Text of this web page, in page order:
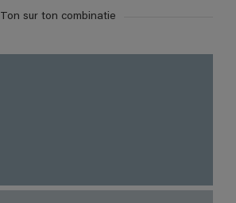
Ton sur ton combinatie